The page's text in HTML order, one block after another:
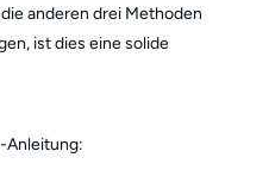
anderen drei Methoden
ist dies eine solide
Anleitung: